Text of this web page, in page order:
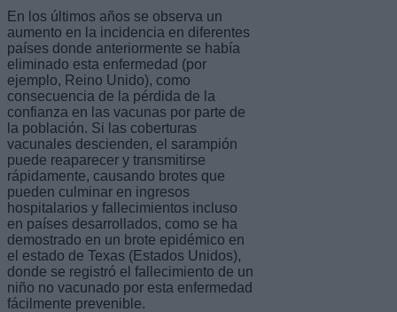
En los últimos años se observa un
aumento en la incidencia en diferentes
países donde anteriormente se había
eliminado esta enfermedad (por
ejemplo, Reino Unido), como
consecuencia de la pérdida de la
confianza en las vacunas por parte de
la población. Si las coberturas
vacunales descienden, el sarampión
puede reaparecer y transmitirse
rápidamente, causando brotes que
pueden culminar en ingresos
hospitalarios y fallecimientos incluso
en países desarrollados, como se ha
demostrado en un brote epidémico en
el estado de Texas (Estados Unidos),
donde se registró el fallecimiento de un
niño no vacunado por esta enfermedad
fácilmente prevenible.